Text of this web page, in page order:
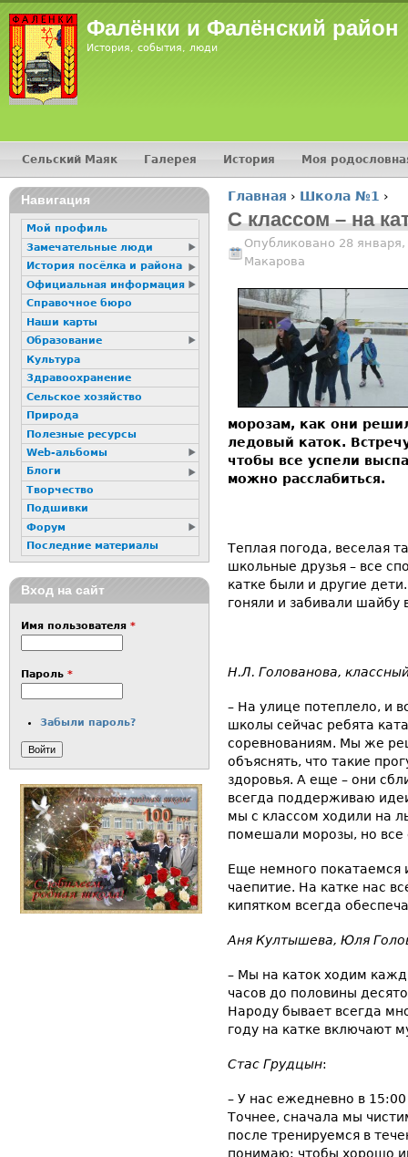
Фалёнки и Фалёнский район
История, события, люди
Вы здесь
Главная › Школа №1 ›
С классом – на
Опубликовано 28
Макарова
морозам, как они
ледовый каток.
чтобы все успели
можно расслабиться.
Теплая погода, веселая
школьные друзья – все
катке были и другие
гоняли и забивали шайбу
Н.Л. Голованова,
– На улице потеплело, и
школы сейчас ребята
соревнованиям. Мы же
объяснять, что такие
здоровья. А еще – они
всегда поддерживаю
мы с классом ходили на
помешали морозы, но
Еще немного покатаемся
чаепитие. На катке нас
кипятком всегда
Аня Култышева, Юля
– Мы на каток ходим
часов до половины
Народу бывает всегда
году на катке включают
Стас Грудцын:
– У нас ежедневно в
Точнее, сначала мы
после тренируемся в
понимаю: чтобы хорошо
Главное меню
Сельский Маяк Галерея История Моя
16+
Навигация
Мой профиль
Замечательные люди
История посёлка и района
Официальная информация
Справочное бюро
Наши карты
Образование
Культура
Здравоохранение
Сельское хозяйство
Природа
Полезные ресурсы
Web-альбомы
Блоги
Творчество
Подшивки
Форум
Последние материалы
Вход на сайт
Имя пользователя *
Пароль *
Забыли пароль?